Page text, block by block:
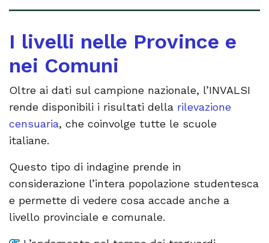
I livelli nelle Province e
nei Comuni
Oltre ai dati sul campione nazionale, l’INVALSI
rende disponibili i risultati della rilevazione
censuaria, che coinvolge tutte le scuole
italiane.
Questo tipo di indagine prende in
considerazione l’intera popolazione studentesca
e permette di vedere cosa accade anche a
livello provinciale e comunale.